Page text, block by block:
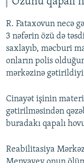
R. Fataxovun necə
3 nəfərin özü də
saxlayıb, məcburi
onların polis
mərkəzinə
Cinayət işinin
gətirilməsindən
buradakı qapalı
Reabilitasiya